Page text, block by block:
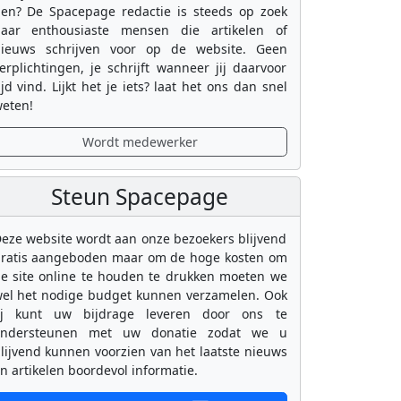
De Spacepage redactie is steeds op zoek
enthousiaste mensen die artikelen of
schrijven voor op de website. Geen
je schrijft wanneer jij daarvoor
vind. Lijkt het je iets? laat het ons dan snel
Wordt medewerker
Steun Spacepage
website wordt aan onze bezoekers blijvend
aangeboden maar om de hoge kosten om
site online te houden te drukken moeten we
het nodige budget kunnen verzamelen. Ook
kunt uw bijdrage leveren door ons te
met uw donatie zodat we u
kunnen voorzien van het laatste nieuws
artikelen boordevol informatie.